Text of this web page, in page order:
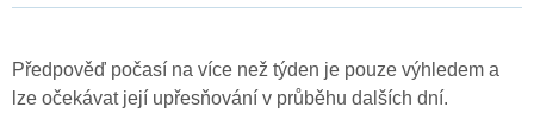
Předpověď počasí na více než týden je pouze výhledem a
lze očekávat její upřesňování v průběhu dalších dní.